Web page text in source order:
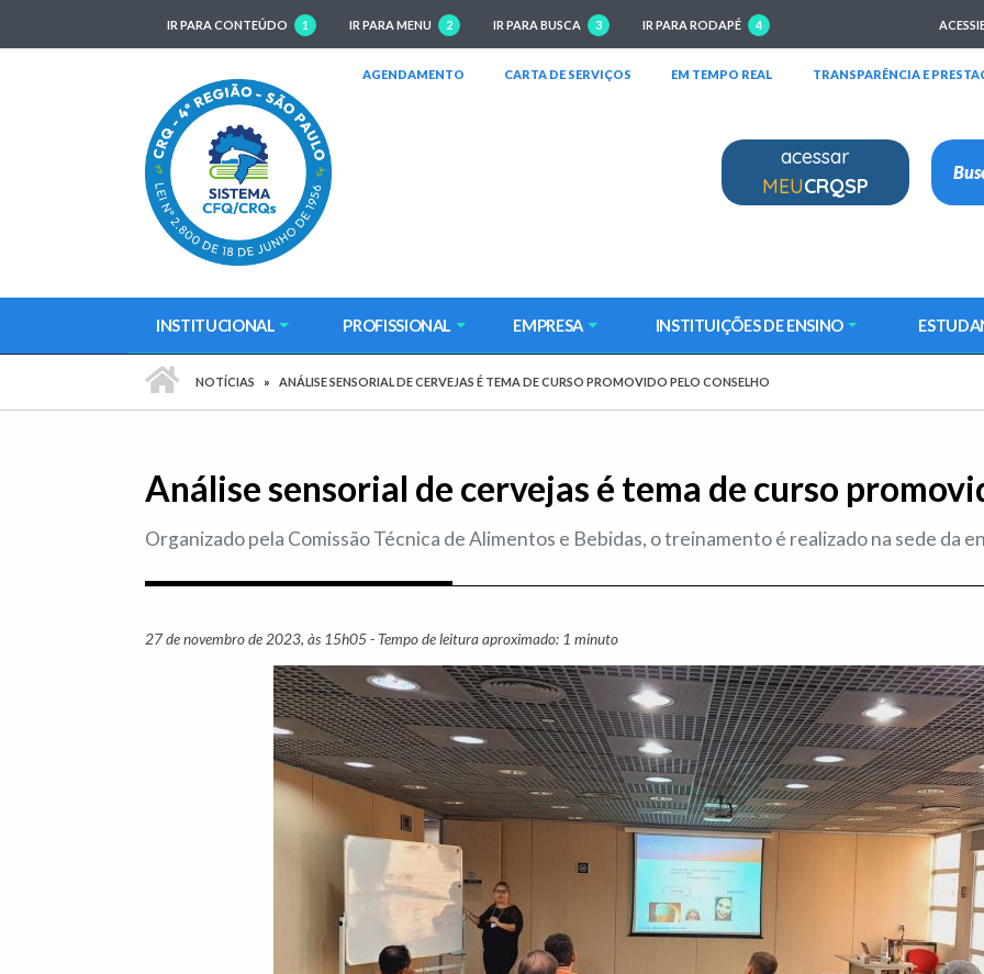
IR PARA CONTEÚDO 1 IR PARA MENU 2 IR PARA BUSCA 3 IR PARA RODAPÉ 4
AGENDAMENTO (ABRIRÁ EM NOVA JANELA)
CARTA DE SERVIÇOS (ABRIRÁ EM NOVA JANELA)
EM TEMPO REAL (ABRIRÁ EM NOVA JANELA)
TRANSPARÊNCIA E
acessar
MEUCRQSP
INSTITUCIONAL PROFISSIONAL EMPRESA INSTITUIÇÕES DE ENSINO
PÁGINA INICIAL
NOTÍCIAS ANÁLISE SENSORIAL DE CERVEJAS É TEMA DE CURSO PROMOVIDO PELO CONSELHO
Análise sensorial de cervejas é tema de curso
Organizado pela Comissão Técnica de Alimentos e Bebidas, o treinamento é realizado na sede da
27 de novembro de 2023, às 15h05 - Tempo de leitura aproximado: 1 minuto